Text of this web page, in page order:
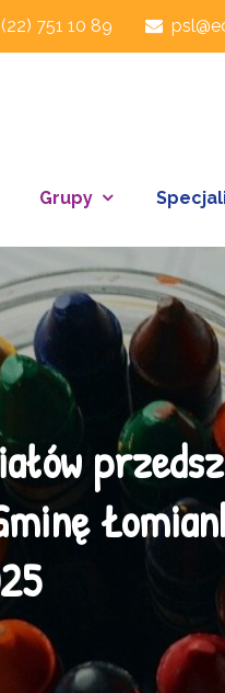
751 10 89
Grupy